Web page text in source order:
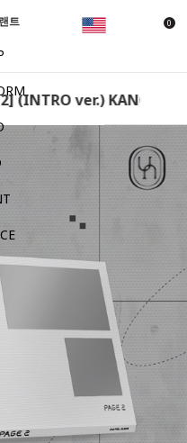
0
(INTRO ver.) KANG